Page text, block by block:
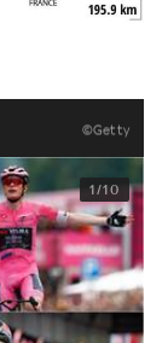
©Getty
1/10